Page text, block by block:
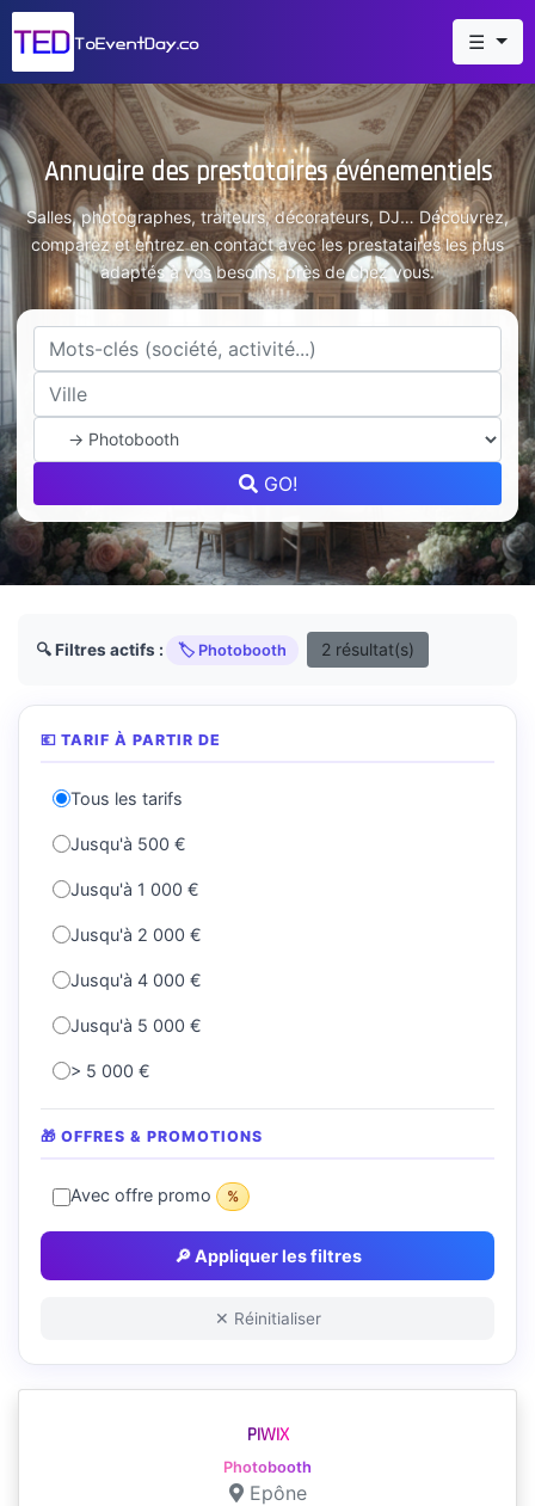
☰
Annuaire des prestataires événementiels
Salles, photographes, traiteurs, décorateurs, DJ… Découvrez,
comparez et entrez en contact avec les prestataires les plus
adaptés à vos besoins, près de chez vous.
GO!
🔍 Filtres actifs : 🏷️ Photobooth 2 résultat(s)
💶 TARIF À PARTIR DE
Tous les tarifs
Jusqu'à 500 €
Jusqu'à 1 000 €
Jusqu'à 2 000 €
Jusqu'à 4 000 €
Jusqu'à 5 000 €
> 5 000 €
🎁 OFFRES & PROMOTIONS
Avec offre promo %
🔎 Appliquer les filtres
✕ Réinitialiser
PIWIX
Photobooth
Epône